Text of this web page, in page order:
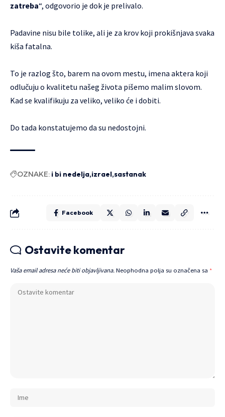
zatreba“, odgovorio je dok je prelivalo.
Padavine nisu bile tolike, ali je za krov koji prokišnjava svaka
kiša fatalna.
To je razlog što, barem na ovom mestu, imena aktera koji
odlučuju o kvalitetu našeg života pišemo malim slovom.
Kad se kvalifikuju za veliko, veliko će i dobiti.
Do tada konstatujemo da su nedostojni.
OZNAKE: i bi nedelja izrael sastanak
Facebook
Ostavite komentar
Vaša email adresa neće biti objavljivana. Neophodna polja su označena sa *